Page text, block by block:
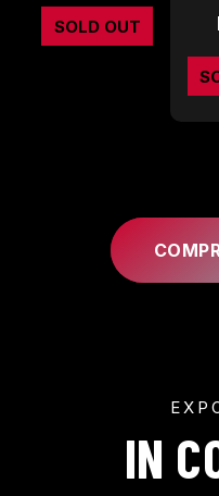
SOLD OUT
IN